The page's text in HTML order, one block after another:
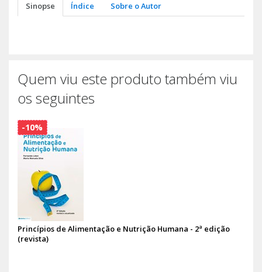
Sinopse Índice Sobre o Autor
Quem viu este produto também viu
os seguintes
Princípios de Alimentação e Nutrição Humana - 2ª edição
(revista)
-10%